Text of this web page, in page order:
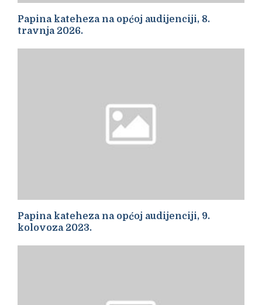
Papina kateheza na općoj audijenciji, 8.
travnja 2026.
Papina kateheza na općoj audijenciji, 9.
kolovoza 2023.